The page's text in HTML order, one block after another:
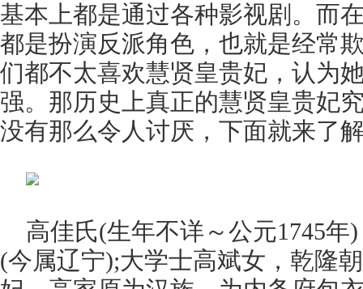
基本上都是通过各种影视剧。而
都是扮演反派角色，也就是经常
们都不太喜欢慧贤皇贵妃，认为
强。那历史上真正的慧贤皇贵妃
没有那么令人讨厌，下面就来了
高佳氏(生年不详～公元1745
(今属辽宁);大学士高斌女，乾隆